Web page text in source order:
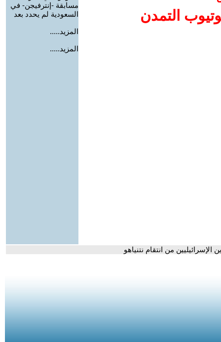
التمدن
مسابقة -إنترفيجن- في
السعودية لم يحدد بعد
المزيد.....
المزيد.....
من انتقام نتنياهو